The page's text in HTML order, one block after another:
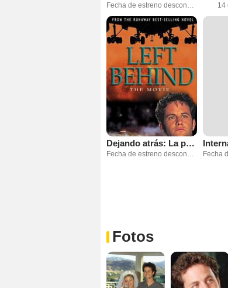
14
Dejando atrás: La película
Fecha de estreno desconocida
Fotos